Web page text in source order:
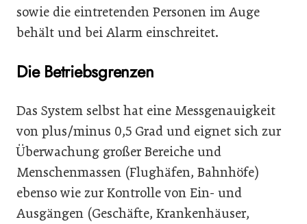
sowie die eintretenden Personen im Auge
behält und bei Alarm einschreitet.
Die Betriebsgrenzen
Das System selbst hat eine Messgenauigkeit
von plus/minus 0,5 Grad und eignet sich zur
Überwachung großer Bereiche und
Menschenmassen (Flughäfen, Bahnhöfe)
ebenso wie zur Kontrolle von Ein- und
Ausgängen (Geschäfte, Krankenhäuser,